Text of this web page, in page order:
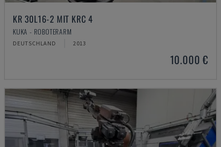
KR 30L16-2 MIT KRC 4
KUKA - ROBOTERARM
DEUTSCHLAND 2013
10.000 €